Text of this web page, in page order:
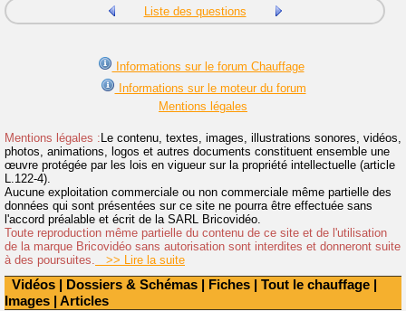
Vidéos | Dossiers & Schémas | Fiches | Tout le chauffage |
Images | Articles
Liste des questions
Informations sur le forum Chauffage
Informations sur le moteur du forum
Mentions légales
Mentions légales : Le contenu, textes, images, illustrations sonores, vidéos,
photos, animations, logos et autres documents constituent ensemble une
œuvre protégée par les lois en vigueur sur la propriété intellectuelle (article
L.122-4).
Aucune exploitation commerciale ou non commerciale même partielle des
données qui sont présentées sur ce site ne pourra être effectuée sans
l'accord préalable et écrit de la SARL Bricovidéo.
Toute reproduction même partielle du contenu de ce site et de l'utilisation
de la marque Bricovidéo sans autorisation sont interdites et donneront suite
à des poursuites. >> Lire la suite